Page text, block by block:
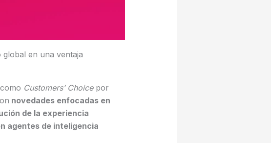
en una ventaja
Customers’ Choicepor
novedades enfocadas en
de la experiencia
agentes de inteligencia